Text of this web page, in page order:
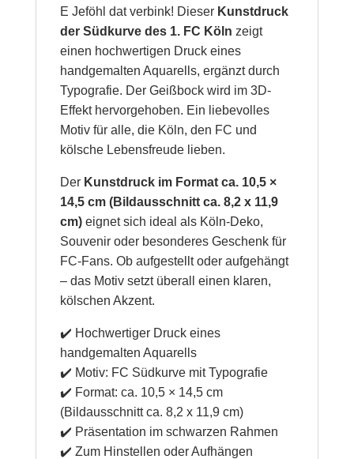
E Jeföhl dat verbink! Dieser Kunstdruck
der Südkurve des 1. FC Köln zeigt
einen hochwertigen Druck eines
handgemalten Aquarells, ergänzt durch
Typografie. Der Geißbock wird im 3D-
Effekt hervorgehoben. Ein liebevolles
Motiv für alle, die Köln, den FC und
kölsche Lebensfreude lieben.
DerKunstdruck im Format ca. 10,5 ×
14,5 cm (Bildausschnitt ca. 8,2 x 11,9
cm)eignet sich ideal als Köln-Deko,
Souvenir oder besonderes Geschenk für
FC-Fans. Ob aufgestellt oder aufgehängt
– das Motiv setzt überall einen klaren,
kölschen Akzent.
✔️ Hochwertiger Druck eines
handgemalten Aquarells
✔️ Motiv: FC Südkurve mit Typografie
✔️ Format: ca. 10,5 × 14,5 cm
(Bildausschnitt ca. 8,2 x 11,9 cm)
✔️ Präsentation im schwarzen Rahmen
✔️ Zum Hinstellen oder Aufhängen